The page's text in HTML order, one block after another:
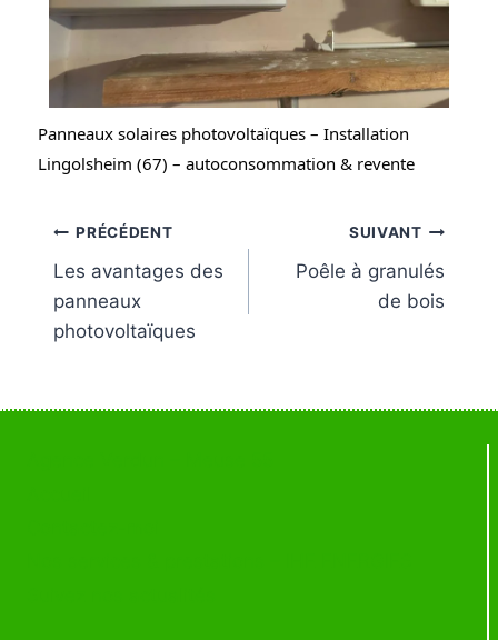
Panneaux solaires photovoltaïques – Installation
Lingolsheim (67) – autoconsommation & revente
PRÉCÉDENT
Les avantages des
panneaux
photovoltaïques
SUIVANT
Poêle à granulés
de bois